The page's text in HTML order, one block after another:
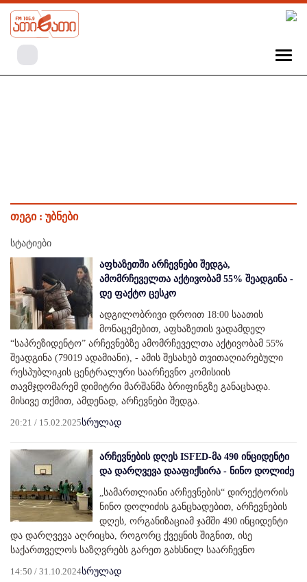
თეგი : უბნები
სტატიები
აფხაზეთში არჩევნები შედგა,
ამომრჩეველთა აქტივობამ 55% შეადგინა -
დე ფაქტო ცესკო
ადგილობრივი დროით 18:00 საათის
მონაცემებით, აფხაზეთის ვადამდელ
“საპრეზიდენტო” არჩევნებზე ამომრჩეველთა აქტივობამ 55%
შეადგინა (79019 ადამიანი), - ამის შესახებ თვითაღიარებული
რესპუბლიკის ცენტრალური საარჩევნო კომისიის
თავმჯდომარემ დიმიტრი მარშანმა ბრიფინგზე განაცხადა.
მისივე თქმით, ამდენად, არჩევნები შედგა.
20:21 / 15.02.2025სრულად
არჩევნების დღეს ISFED-მა 490 ინციდენტი
და დარღვევა დააფიქსირა - ნინო დოლიძე
„სამართლიანი არჩევნების“ დირექტორის
ნინო დოლიძის განცხადებით, არჩევნების
დღეს, ორგანიზაციამ ჯამში 490 ინციდენტი
და დარღვევა აღრიცხა, როგორც ქვეყნის შიგნით, ისე
საქართველოს საზღვრებს გარეთ გახსნილ საარჩევნო
14:50 / 31.10.2024სრულად